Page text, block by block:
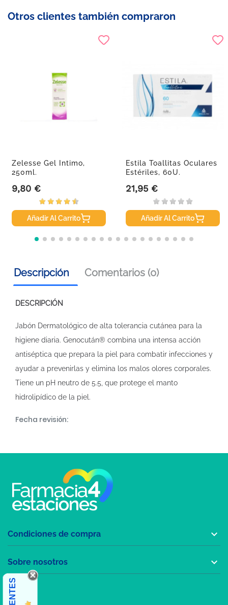
Otros clientes también compraron
Zelesse Gel Intimo,
250ml.
Precio
9,80 €
Añadir Al Carrito
Estila Toallitas Oculares
Estériles, 60U.
Precio
21,95 €
Añadir Al Carrito
Descripción Comentarios (0)
DESCRIPCIÓN
Jabón Dermatológico de alta tolerancia cutánea para la
higiene diaria. Genocután® combina una intensa acción
antiséptica que prepara la piel para combatir infecciones y
ayudar a prevenirlas y elimina los malos olores corporales.
Tiene un pH neutro de 5.5, que protege el manto
hidrolipídico de la piel.
Fecha revisión:
Condiciones de compra 
Sobre nosotros 